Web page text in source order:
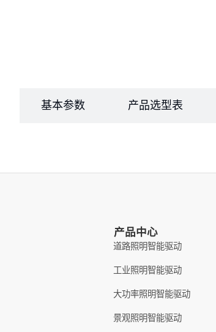
基本参数 产品选型表
产品中心
道路照明智能驱动
工业照明智能驱动
大功率照明智能驱动
景观照明智能驱动